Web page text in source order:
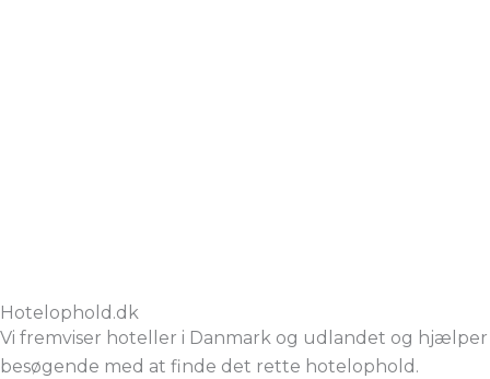
Hotelophold.dk
Vi fremviser hoteller i Danmark og udlandet og hjælper
besøgende med at finde det rette hotelophold.